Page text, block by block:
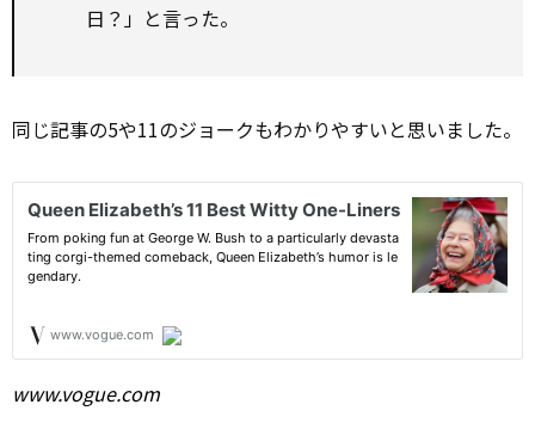
日？」と言った。
同じ記事の5や11のジョークもわかりやすいと思いました。
www.vogue.com